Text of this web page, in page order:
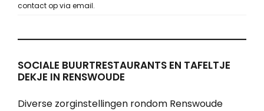
contact op via email.
SOCIALE BUURTRESTAURANTS EN TAFELTJE
DEKJE IN RENSWOUDE
Diverse zorginstellingen rondom Renswoude